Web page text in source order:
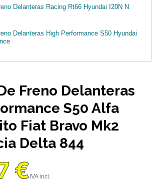
Delanteras Racing Rt66 Hyundai I20N N
Delanteras High Performance S50 Hyundai
Freno Delanteras
S50 Alfa
Fiat Bravo Mk2
Delta 844
€